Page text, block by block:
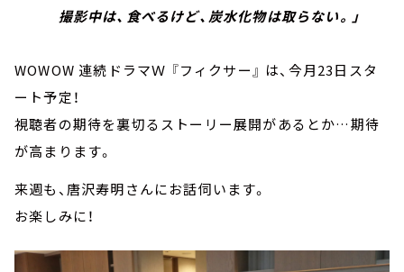
撮影中は、食べるけど、炭水化物は取らない。」
WOWOW 連続ドラマＷ 『フィクサー』 は、今月23日スタ
ート予定！
視聴者の期待を裏切るストーリー展開があるとか…期待
が高まります。
来週も、唐沢寿明さんにお話伺います。
お楽しみに！